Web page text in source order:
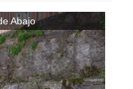
Abajo